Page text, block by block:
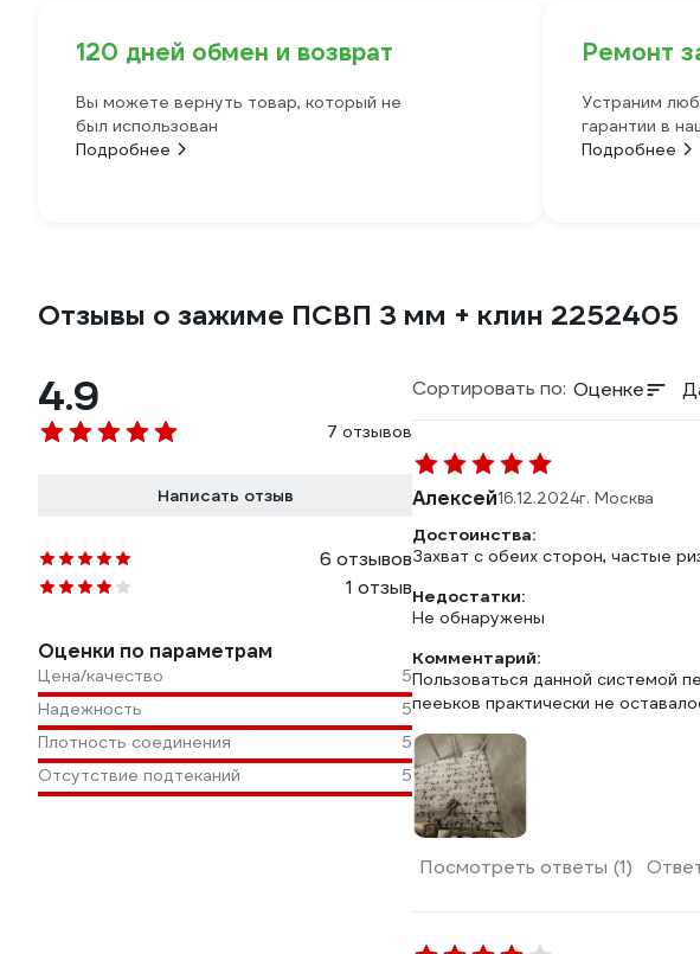
120 дней обмен и возврат
Вы можете вернуть товар, который не
был использован
Подробнее
Ремонт
Устраним
гарантии в
Подробнее
Отзывы о зажиме ПСВП 3 мм + клин 2252405
4.9
7 отзывов
Написать отзыв
6 отзывов
1 отзыв
Оценки по параметрам
Цена/качество
5
Надежность
5
Плотность соединения
5
Отсутствие подтеканий
5
Сортировать по: Оценке
Алексей16.12.2024г. Москва
Достоинства:
Захват с обеих сторон, частые
Недостатки:
Не обнаружены
Комментарий:
Пользоваться данной системой
пееьков практически не
Посмотреть ответы (1)